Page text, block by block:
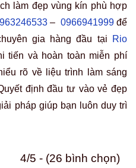
làm đẹp vùng kín phù hợp
– 0966941999để
gia hàng đầu tại
Rio
tiến và hoàn toàn miễn phí
rõ về liệu trình làm sáng
định đầu tư vào vẻ đẹp
pháp giúp bạn luôn duy trì
4/5 - (26 bình chọn)